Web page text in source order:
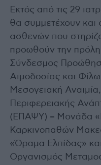
Εκτός από τις 29
θα συμμετέχουν και
ασθενών που
προωθούν την
Σύνδεσμος
Αιμοδοσίας και
Μεσογειακή Αναιμία,
Περιφερειακής
(ΕΠΑΨΥ) – Μονάδα
Καρκινοπαθών
«Όραμα Ελπίδας»
Οργανισμός